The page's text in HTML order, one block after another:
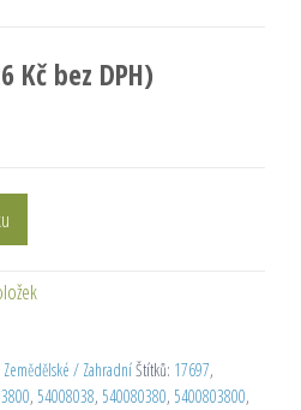
Kč bez DPH)
/ ZahradníŠtítků: 17697,
, 54008038, 540080380, 5400803800,